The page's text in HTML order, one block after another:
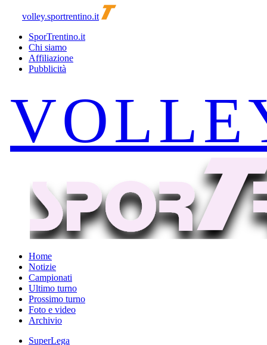
volley.sportrentino.it
SporTrentino.it
Chi siamo
Affiliazione
Pubblicità
Home
Notizie
Campionati
Ultimo turno
Prossimo turno
Foto e video
Archivio
SuperLega